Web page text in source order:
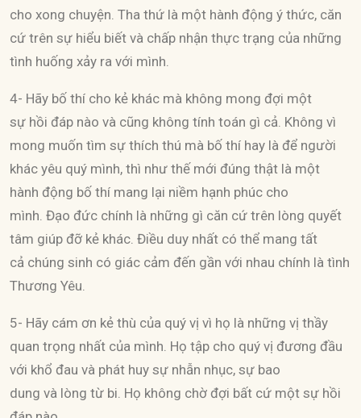
cho xong chuyện. Tha thứ là một hành động ý thức, căn
cứ trên sự hiểu biết và chấp nhận thực trạng của những
tình huống xảy ra với mình.
4- Hãy bố thí cho kẻ khác mà không mong đợi một
sự hồi đáp nào và cũng không tính toán gì cả. Không vì
mong muốn tìm sự thích thú mà bố thí hay là để người
khác yêu quý mình, thì như thế mới đúng thật là một
hành động bố thí mang lại niềm hạnh phúc cho
mình. Đạo đức chính là những gì căn cứ trên lòng quyết
tâm giúp đỡ kẻ khác. Điều duy nhất có thể mang tất
cả chúng sinh có giác cảm đến gần với nhau chính là tình
Thương Yêu.
5- Hãy cám ơn kẻ thù của quý vị vì họ là những vị thầy
quan trọng nhất của mình. Họ tập cho quý vị đương đầu
với khổ đau và phát huy sự nhẫn nhục, sự bao
dung và lòng từ bi. Họ không chờ đợi bất cứ một sự hồi